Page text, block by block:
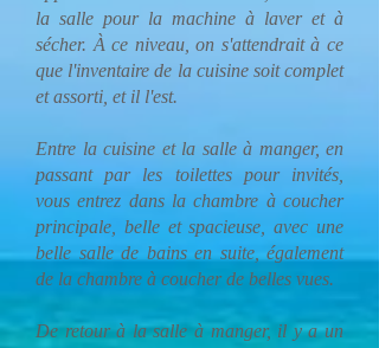
la salle pour la machine à laver et à
sécher. À ce niveau, on s'attendrait à ce
que l'inventaire de la cuisine soit complet
et assorti, et il l'est.
Entre la cuisine et la salle à manger, en
passant par les toilettes pour invités,
vous entrez dans la chambre à coucher
principale, belle et spacieuse, avec une
belle salle de bains en suite, également
de la chambre à coucher de belles vues.
De retour à la salle à manger, il y a un